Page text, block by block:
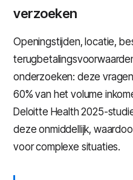
verzoeken
Openingstijden, locatie,
onderzoeken: deze
60% van het volume
Deloitte Health 2025-
deze onmiddellijk,
voor complexe situaties.